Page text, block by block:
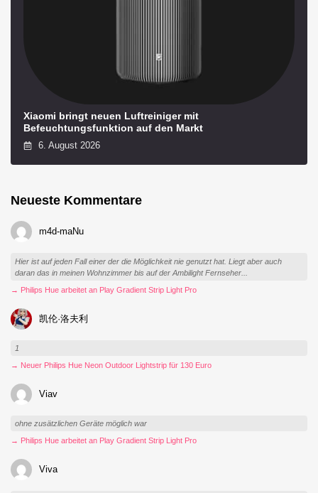
Xiaomi bringt neuen Luftreiniger mit
Befeuchtungsfunktion auf den Markt
6. August 2026
Neueste Kommentare
m4d-maNu
Hier ist auf jeden Fall einer der die Möglichkeit nie genutzt hat. Liegt aber auch
daran das in meinen Wohnzimmer bis auf der Ambilight Fernseher...
→ Philips Hue arbeitet an Play Gradient Strip Light Pro
凯伦·洛夫利
1
→ Neuer Philips Hue Neon Outdoor Lightstrip für 130 Euro
Viav
ohne zusätzlichen Geräte möglich war
→ Philips Hue arbeitet an Play Gradient Strip Light Pro
Viva